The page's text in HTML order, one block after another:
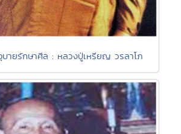
ยรักษาศีล : หลวงปู่เหรียญ วรลาโภ